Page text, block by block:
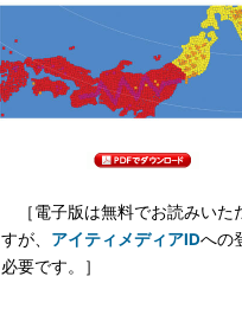
［電子版は無料でお読みいた
すが、 アイティメディアIDへの
必要です。］